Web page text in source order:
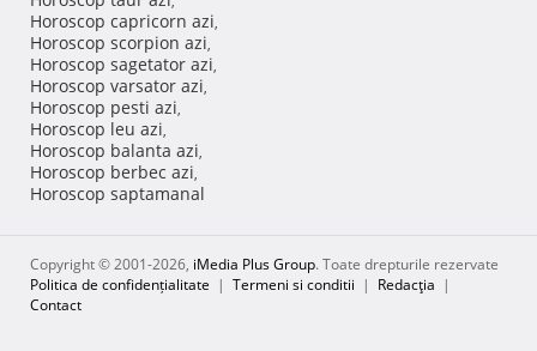
Horoscop capricorn azi,
Horoscop scorpion azi,
Horoscop sagetator azi,
Horoscop varsator azi,
Horoscop pesti azi,
Horoscop leu azi,
Horoscop balanta azi,
Horoscop berbec azi,
Horoscop saptamanal
Copyright © 2001-2026, iMedia Plus Group. Toate drepturile rezervate
Politica de confidențialitate | Termeni si conditii | Redacţia |
Contact